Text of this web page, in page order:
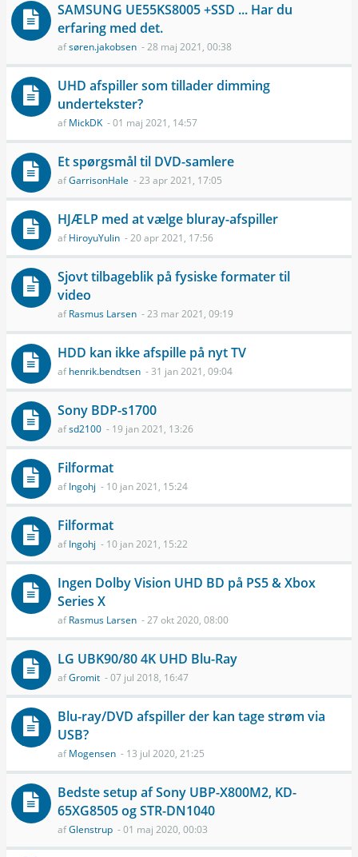
SAMSUNG UE55KS8005 +SSD ... Har du
erfaring med det.
afsøren.jakobsen - 28 maj 2021, 00:38
UHD afspiller som tillader dimming
undertekster?
afMickDK - 01 maj 2021, 14:57
Et spørgsmål til DVD-samlere
afGarrisonHale - 23 apr 2021, 17:05
HJÆLP med at vælge bluray-afspiller
afHiroyuYulin - 20 apr 2021, 17:56
Sjovt tilbageblik på fysiske formater til
video
afRasmus Larsen - 23 mar 2021, 09:19
HDD kan ikke afspille på nyt TV
afhenrik.bendtsen - 31 jan 2021, 09:04
Sony BDP-s1700
afsd2100 - 19 jan 2021, 13:26
Filformat
afIngohj - 10 jan 2021, 15:24
Filformat
afIngohj - 10 jan 2021, 15:22
Ingen Dolby Vision UHD BD på PS5 & Xbox
Series X
afRasmus Larsen - 27 okt 2020, 08:00
LG UBK90/80 4K UHD Blu-Ray
afGromit - 07 jul 2018, 16:47
Blu-ray/DVD afspiller der kan tage strøm via
USB?
afMogensen - 13 jul 2020, 21:25
Bedste setup af Sony UBP-X800M2, KD-
65XG8505 og STR-DN1040
afGlenstrup - 01 maj 2020, 00:03